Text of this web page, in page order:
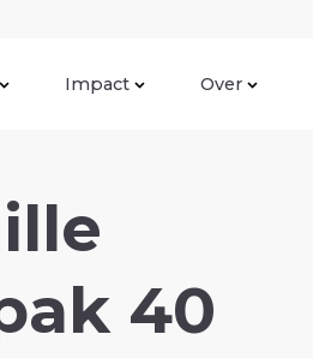
Impact Over
40